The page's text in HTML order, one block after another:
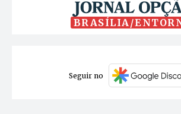
BRASÍLIA/
Seguir no